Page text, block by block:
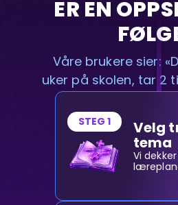
ER EN
Våre brukere sier:
uker på skolen, tar 2
STEG 1 Velg
tema
Vi